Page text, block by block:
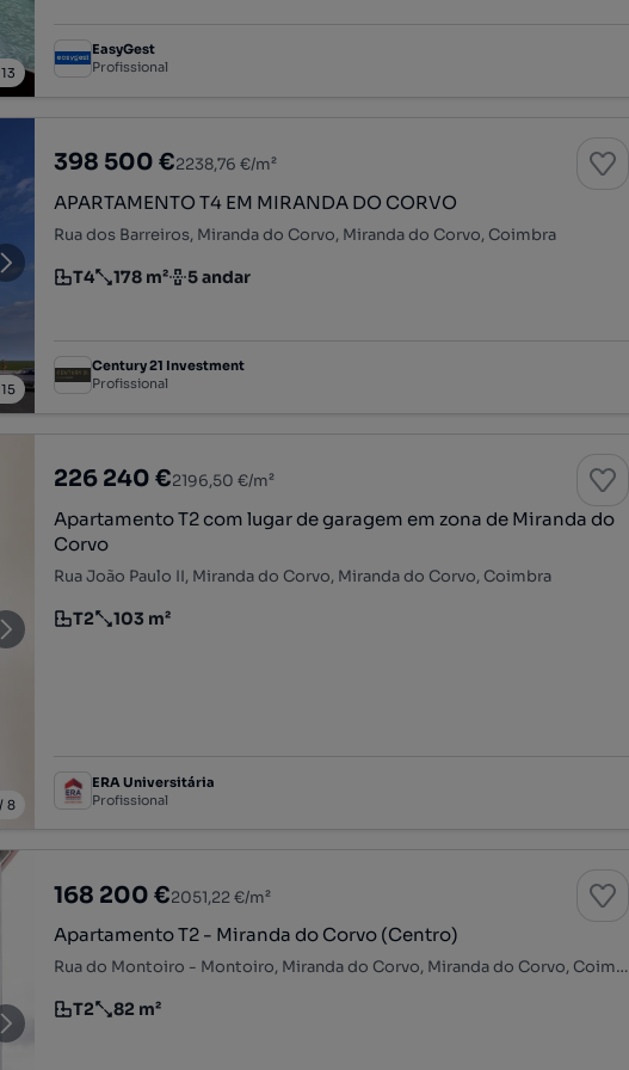
13
EasyGest
Profissional
15
398 500 €2238,76 €/m²
APARTAMENTO T4 EM MIRANDA DO CORVO
Rua dos Barreiros, Miranda do Corvo, Miranda do Corvo, Coimbra
Tipologia
T4
Preço por metro quadrado
178 m²
Andar 5 andar
Century 21 Investment
Profissional
8
226 240 €2196,50 €/m²
Apartamento T2 com lugar de garagem em zona de Miranda do
Corvo
Rua João Paulo II, Miranda do Corvo, Miranda do Corvo, Coimbra
Tipologia
T2
Preço por metro quadrado
103 m²
ERA Universitária
Profissional
168 200 €2051,22 €/m²
Apartamento T2 - Miranda do Corvo (Centro)
Rua do Montoiro - Montoiro, Miranda do Corvo, Miranda do Corvo, Coimbra
Tipologia
T2
Preço por metro quadrado
82 m²